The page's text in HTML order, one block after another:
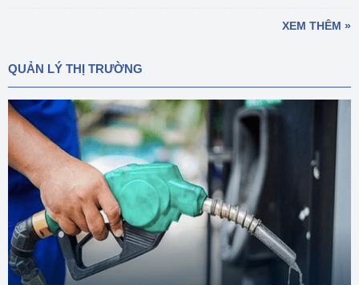
XEM THÊM »
QUẢN LÝ THỊ TRƯỜNG